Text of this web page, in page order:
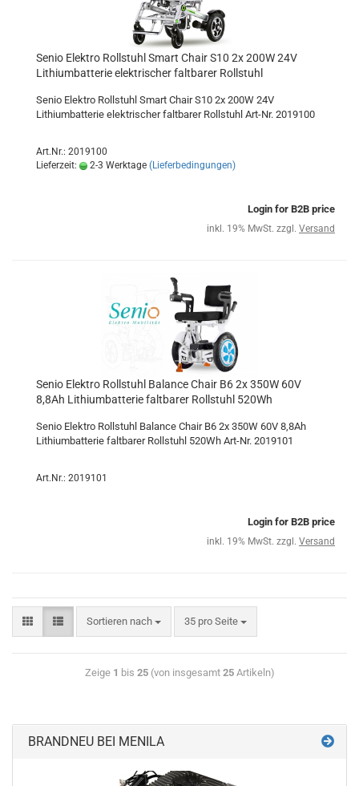
Senio Elektro Rollstuhl Smart Chair S10 2x 200W 24V
Lithiumbatterie elektrischer faltbarer Rollstuhl
Senio Elektro Rollstuhl Smart Chair S10 2x 200W 24V
Lithiumbatterie elektrischer faltbarer Rollstuhl Art-Nr. 2019100
Art.Nr.: 2019100
Lieferzeit:
2-3 Werktage (Lieferbedingungen)
Login for B2B price
inkl. 19% MwSt. zzgl. Versand
Senio Elektro Rollstuhl Balance Chair B6 2x 350W 60V
8,8Ah Lithiumbatterie faltbarer Rollstuhl 520Wh
Senio Elektro Rollstuhl Balance Chair B6 2x 350W 60V 8,8Ah
Lithiumbatterie faltbarer Rollstuhl 520Wh Art-Nr. 2019101
Art.Nr.: 2019101
Login for B2B price
inkl. 19% MwSt. zzgl. Versand
Sortieren nach 35 pro Seite
Zeige 1 bis 25(von insgesamt 25Artikeln)
BRANDNEU BEI MENILA